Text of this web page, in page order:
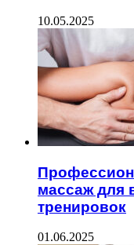
10.05.2025
массаж для
тренировок
01.06.2025